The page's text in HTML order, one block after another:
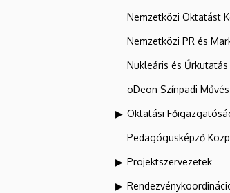
Nemzetközi Oktatást
Nemzetközi PR és
Nukleáris és
oDeon Színpadi
Oktatási
Pedagógusképző
Projektszervezetek